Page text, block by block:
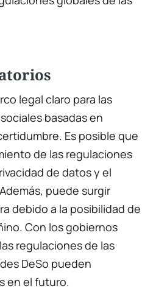
legal claro para las
basadas en
Es posible que
de las regulaciones
de datos y el
puede surgir
debido a la posibilidad de
Con los gobiernos
regulaciones de las
DeSo pueden
en el futuro.